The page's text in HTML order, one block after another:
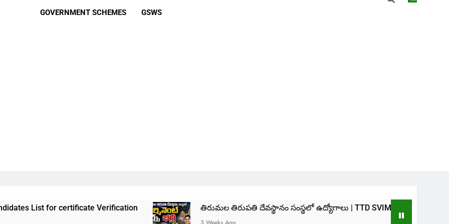
GOVERNMENT SCHEMES GSWS
certificate Verification తిరుమల తిరుపతి దేవస్థానం సంస్థలో ఉద్యోగాలు | TTD SVIMS Direct Recruitment 2026